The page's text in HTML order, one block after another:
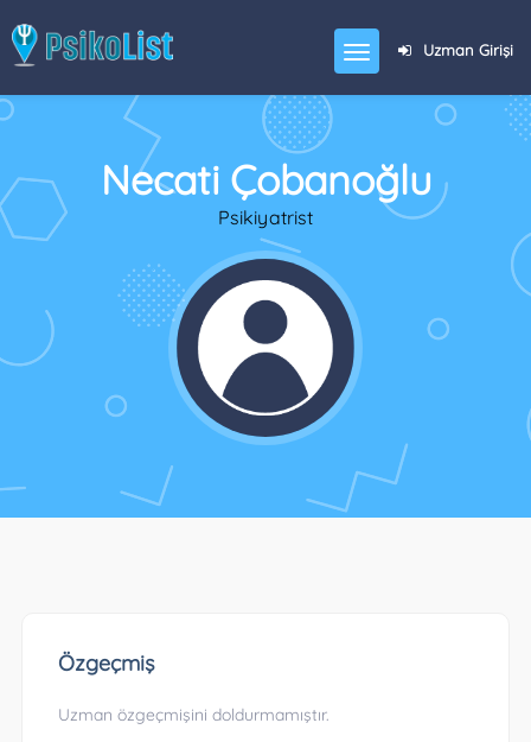
Uzman Girişi
Necati Çobanoğlu
Psikiyatrist
Özgeçmiş
Uzman özgeçmişini doldurmamıştır.